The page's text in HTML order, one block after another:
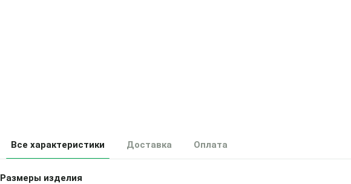
Все характеристики Доставка Оплата
Размеры изделия